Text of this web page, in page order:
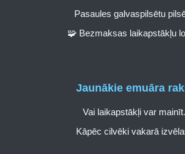
Pasaules galvaspilsētu
🧩 Bezmaksas laikapstākļu
Jaunākie emuāra
Vai laikapstākļi var
Kāpēc cilvēki vakarā